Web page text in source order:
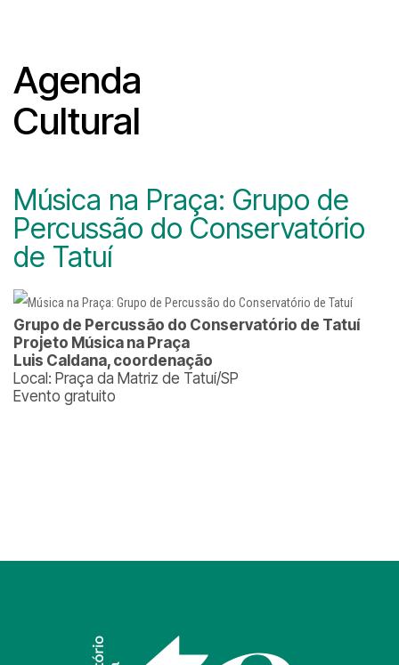
Agenda
Cultural
Música na Praça: Grupo de
Percussão do Conservatório
de Tatuí
Grupo de Percussão do Conservatório de Tatuí
Projeto Música na Praça
Luis Caldana, coordenação
Local: Praça da Matriz de Tatuí/SP
Evento gratuito